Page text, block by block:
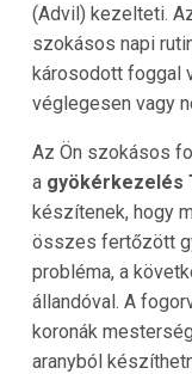
(Advil) kezelteti.
szokásos napi
károsodott foggal
véglegesen vagy
Az Ön szokásos
a gyökérkezelés
készítenek, hogy
összes fertőzött
probléma, a
állandóval. A
koronák
aranyból